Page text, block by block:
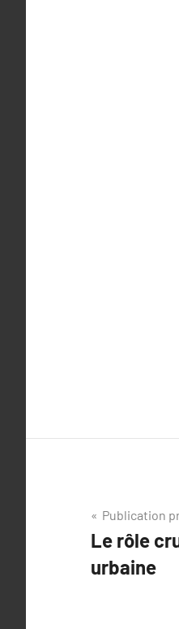
de
l’article
Publication
Le rôle
urbaine